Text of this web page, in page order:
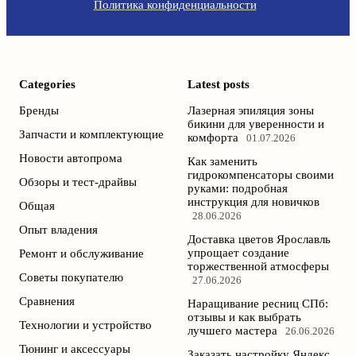
Политика конфиденциальности
Categories
Бренды
Запчасти и комплектующие
Новости автопрома
Обзоры и тест-драйвы
Общая
Опыт владения
Ремонт и обслуживание
Советы покупателю
Сравнения
Технологии и устройство
Тюнинг и аксессуары
Latest posts
Лазерная эпиляция зоны
бикини для уверенности и
комфорта
01.07.2026
Как заменить
гидрокомпенсаторы своими
руками: подробная
инструкция для новичков
28.06.2026
Доставка цветов Ярославль
упрощает создание
торжественной атмосферы
27.06.2026
Наращивание ресниц СПб:
отзывы и как выбрать
лучшего мастера
26.06.2026